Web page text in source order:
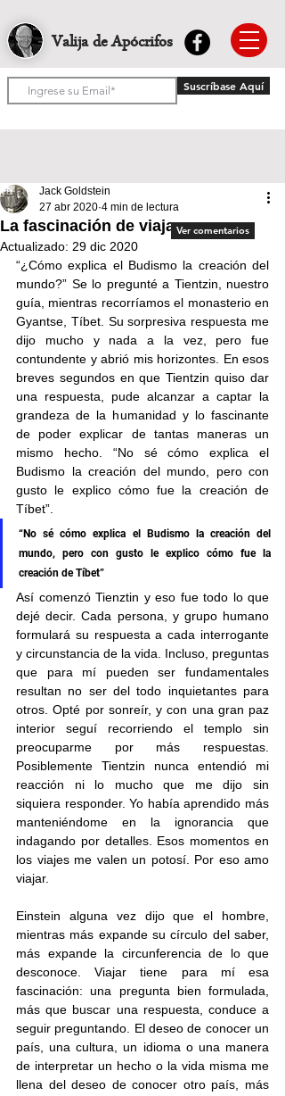
Valija de Apócrifos
Suscríbase Aquí
La fascinación de viajar
Jack Goldstein
27 abr 2020 4 min de lectura
Actualizado: 29 dic 2020
“¿Cómo explica el Budismo la creación del
mundo?” Se lo pregunté a Tientzin, nuestro
guía, mientras recorríamos el monasterio en
Gyantse, Tíbet. Su sorpresiva respuesta me
dijo mucho y nada a la vez, pero fue
contundente y abrió mis horizontes. En esos
breves segundos en que Tientzin quiso dar
una respuesta, pude alcanzar a captar la
grandeza de la humanidad y lo fascinante
de poder explicar de tantas maneras un
mismo hecho. “No sé cómo explica el
Budismo la creación del mundo, pero con
gusto le explico cómo fue la creación de
Tíbet”.
“No sé cómo explica el Budismo la creación del
mundo, pero con gusto le explico cómo fue la
creación de Tíbet”
Así comenzó Tienztin y eso fue todo lo que
dejé decir. Cada persona, y grupo humano
formulará su respuesta a cada interrogante
y circunstancia de la vida. Incluso, preguntas
que para mí pueden ser fundamentales
resultan no ser del todo inquietantes para
otros. Opté por sonreír, y con una gran paz
interior seguí recorriendo el templo sin
preocuparme por más respuestas.
Posiblemente Tientzin nunca entendió mi
reacción ni lo mucho que me dijo sin
siquiera responder. Yo había aprendido más
manteniéndome en la ignorancia que
indagando por detalles. Esos momentos en
los viajes me valen un potosí. Por eso amo
viajar.
Einstein alguna vez dijo que el hombre,
mientras más expande su círculo del saber,
más expande la circunferencia de lo que
desconoce. Viajar tiene para mí esa
fascinación: una pregunta bien formulada,
más que buscar una respuesta, conduce a
seguir preguntando. El deseo de conocer un
país, una cultura, un idioma o una manera
de interpretar un hecho o la vida misma me
llena del deseo de conocer otro país, más
Ver comentarios